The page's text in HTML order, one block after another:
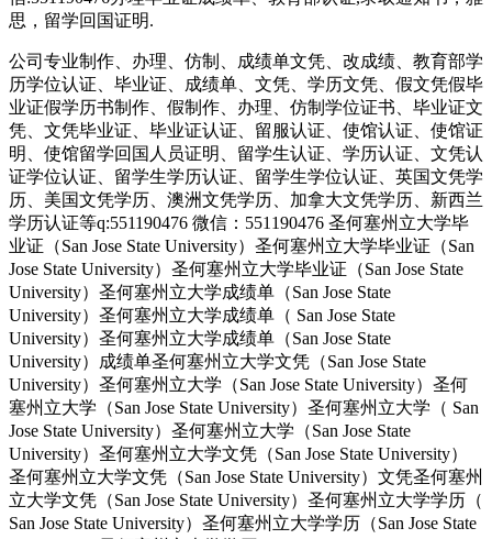
思，留学回国证明.
公司专业制作、办理、仿制、成绩单文凭、改成绩、教育部学
历学位认证、毕业证、成绩单、文凭、学历文凭、假文凭假毕
业证假学历书制作、假制作、办理、仿制学位证书、毕业证文
凭、文凭毕业证、毕业证认证、留服认证、使馆认证、使馆证
明、使馆留学回国人员证明、留学生认证、学历认证、文凭认
证学位认证、留学生学历认证、留学生学位认证、英国文凭学
历、美国文凭学历、澳洲文凭学历、加拿大文凭学历、新西兰
学历认证等q:551190476 微信：551190476 圣何塞州立大学毕
业证（San Jose State University）圣何塞州立大学毕业证（San
Jose State University）圣何塞州立大学毕业证（San Jose State
University）圣何塞州立大学成绩单（San Jose State
University）圣何塞州立大学成绩单（ San Jose State
University）圣何塞州立大学成绩单（San Jose State
University）成绩单圣何塞州立大学文凭（San Jose State
University）圣何塞州立大学（San Jose State University）圣何
塞州立大学（San Jose State University）圣何塞州立大学（ San
Jose State University）圣何塞州立大学（San Jose State
University）圣何塞州立大学文凭（San Jose State University）
圣何塞州立大学文凭（San Jose State University）文凭圣何塞州
立大学文凭（San Jose State University）圣何塞州立大学学历（
San Jose State University）圣何塞州立大学学历（San Jose State